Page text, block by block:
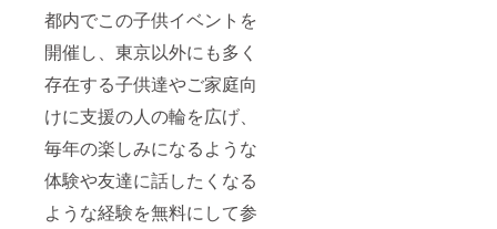
都内でこの子供イベントを
開催し、東京以外にも多く
存在する子供達やご家庭向
けに支援の人の輪を広げ、
毎年の楽しみになるような
体験や友達に話したくなる
ような経験を無料にして参